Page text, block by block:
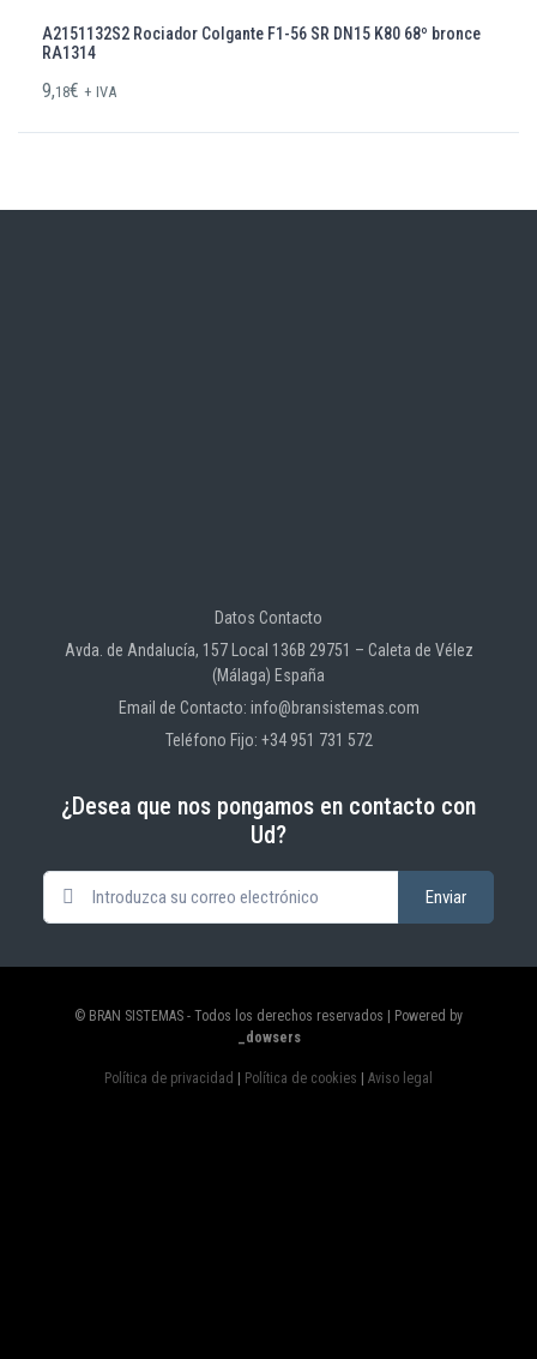
A2151132S2 Rociador Colgante F1-56 SR DN15 K80 68º bronce
RA1314
9,18€ + IVA
Datos Contacto
Avda. de Andalucía, 157 Local 136B 29751 – Caleta de Vélez
(Málaga) España
Email de Contacto: info@bransistemas.com
Teléfono Fijo: +34 951 731 572
¿Desea que nos pongamos en contacto con
Ud?
© BRAN SISTEMAS - Todos los derechos reservados | Powered by
_dowsers
Política de privacidad Política de cookies Aviso legal